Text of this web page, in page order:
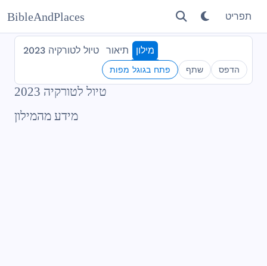
BibleAndPlaces תפריט
טיול לטורקיה 2023 תיאור מילון
פתח בגוגל מפות שתף הדפס
טיול לטורקיה 2023
מידע מהמילון